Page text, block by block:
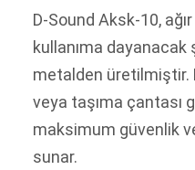
D-Sound Aksk-10,
kullanıma
metalden üretilmiştir.
veya taşıma çantası
maksimum güvenlik
sunar.